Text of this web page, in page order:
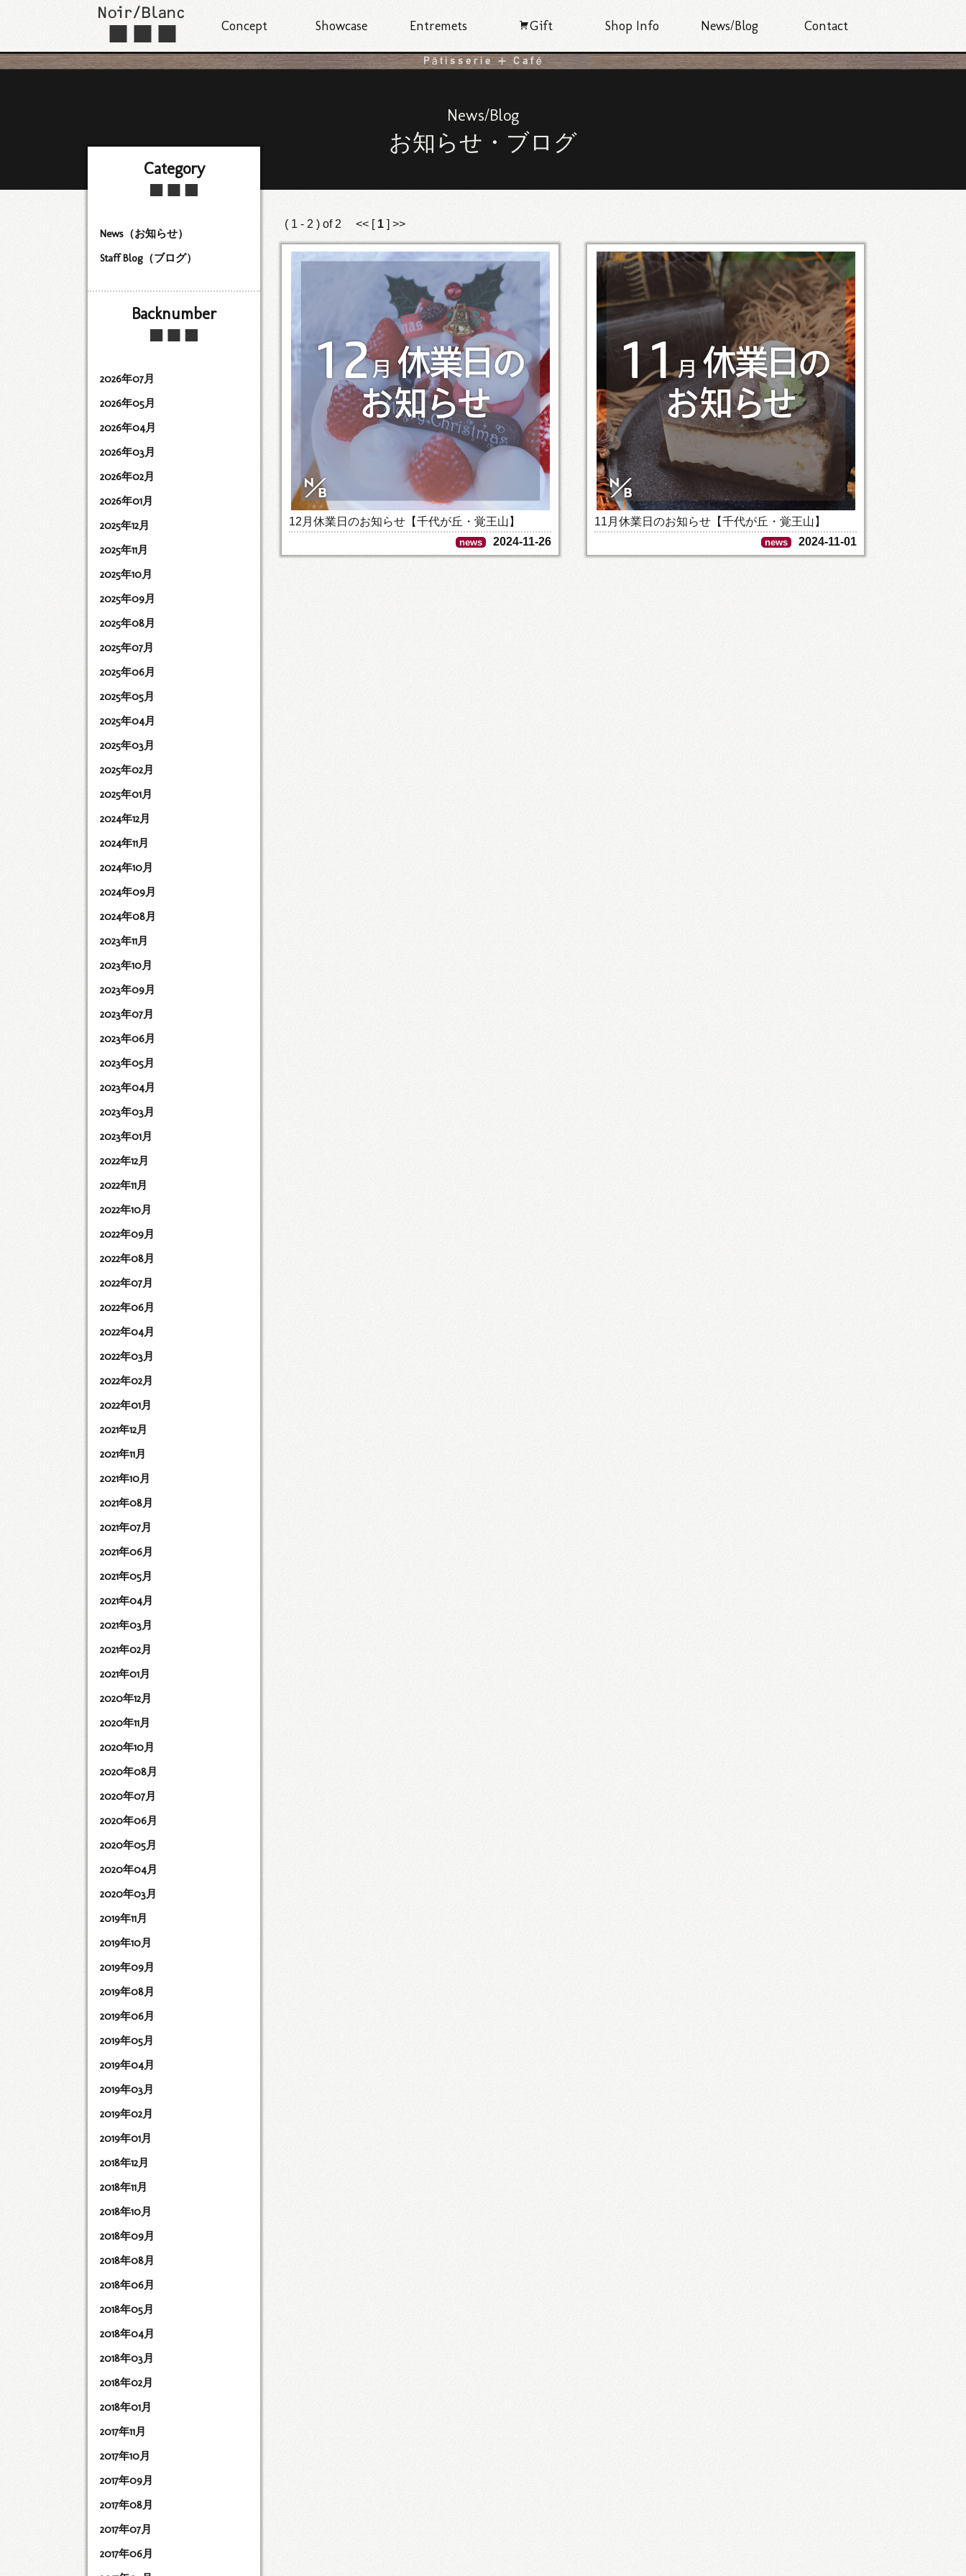
Concept Showcase Entremets Gift Shop Info News/Blog Contact
News/Blog
お知らせ・ブログ
( 1 - 2 ) of 2 << [ 1 ] >>
12月休業日のお知らせ【千代が丘・覚王山】
news 2024-11-26
11月休業日のお知らせ【千代が丘・覚王山】
news 2024-11-01
Category
News（お知らせ）
Staff Blog（ブログ）
Backnumber
2026年07月
2026年05月
2026年04月
2026年03月
2026年02月
2026年01月
2025年12月
2025年11月
2025年10月
2025年09月
2025年08月
2025年07月
2025年06月
2025年05月
2025年04月
2025年03月
2025年02月
2025年01月
2024年12月
2024年11月
2024年10月
2024年09月
2024年08月
2023年11月
2023年10月
2023年09月
2023年07月
2023年06月
2023年05月
2023年04月
2023年03月
2023年01月
2022年12月
2022年11月
2022年10月
2022年09月
2022年08月
2022年07月
2022年06月
2022年04月
2022年03月
2022年02月
2022年01月
2021年12月
2021年11月
2021年10月
2021年08月
2021年07月
2021年06月
2021年05月
2021年04月
2021年03月
2021年02月
2021年01月
2020年12月
2020年11月
2020年10月
2020年08月
2020年07月
2020年06月
2020年05月
2020年04月
2020年03月
2019年11月
2019年10月
2019年09月
2019年08月
2019年06月
2019年05月
2019年04月
2019年03月
2019年02月
2019年01月
2018年12月
2018年11月
2018年10月
2018年09月
2018年08月
2018年06月
2018年05月
2018年04月
2018年03月
2018年02月
2018年01月
2017年11月
2017年10月
2017年09月
2017年08月
2017年07月
2017年06月